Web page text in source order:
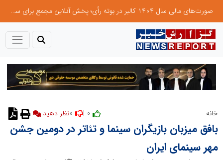
صورت‌های مالی سال ۱۴۰۴ کالبر در بوته رأی؛ پخش آنلاین مجمع برای سهامداران در سراسر کشور
خانه
بافق میزبان بازیگران سینما و تئاتر در دومین جشن
مهر سینمای ایران